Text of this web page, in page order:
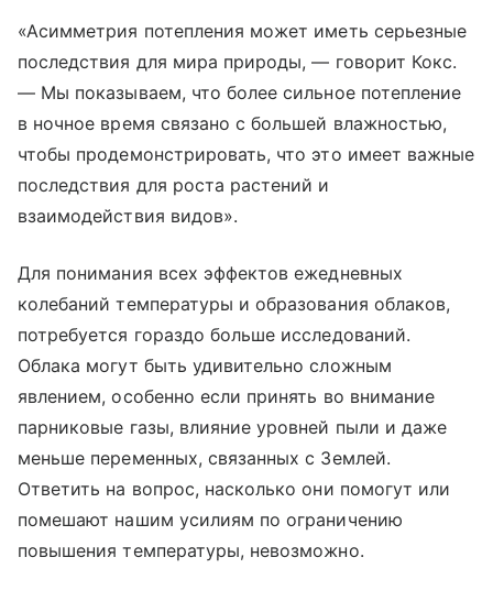
«Асимметрия потепления может иметь серьезные
последствия для мира природы, — говорит Кокс.
— Мы показываем, что более сильное потепление
в ночное время связано с большей влажностью,
чтобы продемонстрировать, что это имеет важные
последствия для роста растений и
взаимодействия видов».
Для понимания всех эффектов ежедневных
колебаний температуры и образования облаков,
потребуется гораздо больше исследований.
Облака могут быть удивительно сложным
явлением, особенно если принять во внимание
парниковые газы, влияние уровней пыли и даже
меньше переменных, связанных с Землей.
Ответить на вопрос, насколько они помогут или
помешают нашим усилиям по ограничению
повышения температуры, невозможно.